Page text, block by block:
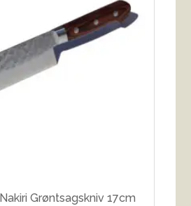
Grøntsagskniv 17cm